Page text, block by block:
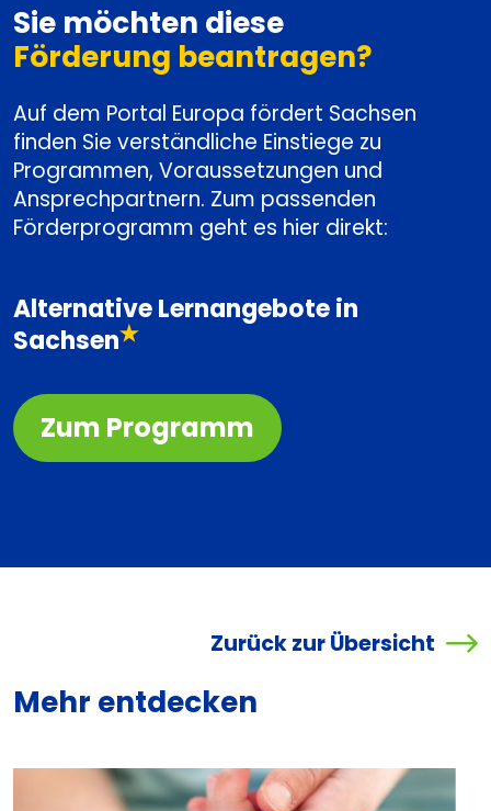
Sie möchten diese
Förderung beantragen?
Auf dem Portal Europa fördert Sachsen
finden Sie verständliche Einstiege zu
Programmen, Voraussetzungen und
Ansprechpartnern. Zum passenden
Förderprogramm geht es hier direkt:
Alternative Lernangebote in
Sachsen
Zum Programm
Zurück zur Übersicht
Mehr entdecken